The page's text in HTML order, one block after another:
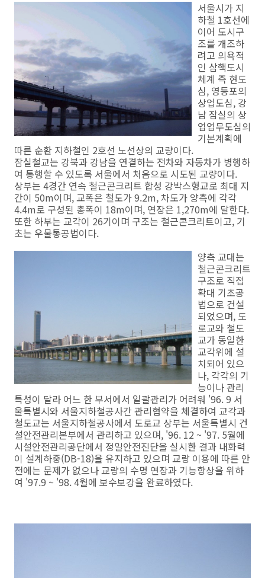
서울시가 지
하철 1호선에
이어 도시구
조를 개조하
려고 의욕적
인 삼핵도시
체계 즉 현도
심, 영등포의
상업도심, 강
남 잠실의 상
업업무도심의
기본계획에
따른 순환 지하철인 2호선 노선상의 교량이다.
잠실철교는 강북과 강남을 연결하는 전차와 자동차가 병행하
여 통행할 수 있도록 서울에서 처음으로 시도된 교량이다.
상부는 4경간 연속 철근콘크리트 합성 강박스형교로 최대 지
간이 50m이며, 교폭은 철도가 9.2m, 차도가 양측에 각각
4.4m로 구성된 총폭이 18m이며, 연장은 1,270m에 달한다.
또한 하부는 교각이 26기이며 구조는 철근콘크리트이고, 기
초는 우물통공법이다.
양측 교대는
철근콘크리트
구조로 직접
확대 기초공
법으로 건설
되었으며, 도
로교와 철도
교가 동일한
교각위에 설
치되어 있으
나, 각각의 기
능이나 관리
특성이 달라 어느 한 부서에서 일괄관리가 어려워 '96. 9 서
울특별시와 서울지하철공사간 관리협약을 체결하여 교각과
철도교는 서울지하철공사에서 도로교 상부는 서울특별시 건
설안전관리본부에서 관리하고 있으며, '96. 12 ~ '97. 5월에
시설안전관리공단에서 정밀안전진단을 실시한 결과 내화력
이 설계하중(DB-18)을 유지하고 있으며 교량 이용에 따른 안
전에는 문제가 없으나 교량의 수명 연장과 기능향상을 위하
여 '97.9 ~ '98. 4월에 보수보강을 완료하였다.